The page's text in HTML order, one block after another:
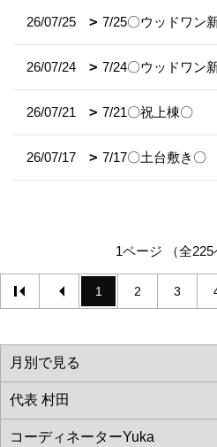
26/07/25 7/25〇ウッドワン
26/07/24 7/24〇ウッドワン
26/07/21 7/21〇祝上棟〇
26/07/17 7/17〇土台敷き〇
1ページ （全225
1 2 3